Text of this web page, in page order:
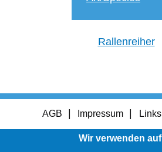
Rallenreiher
Footer
menu
AGB Impressum Links
Wir verwenden